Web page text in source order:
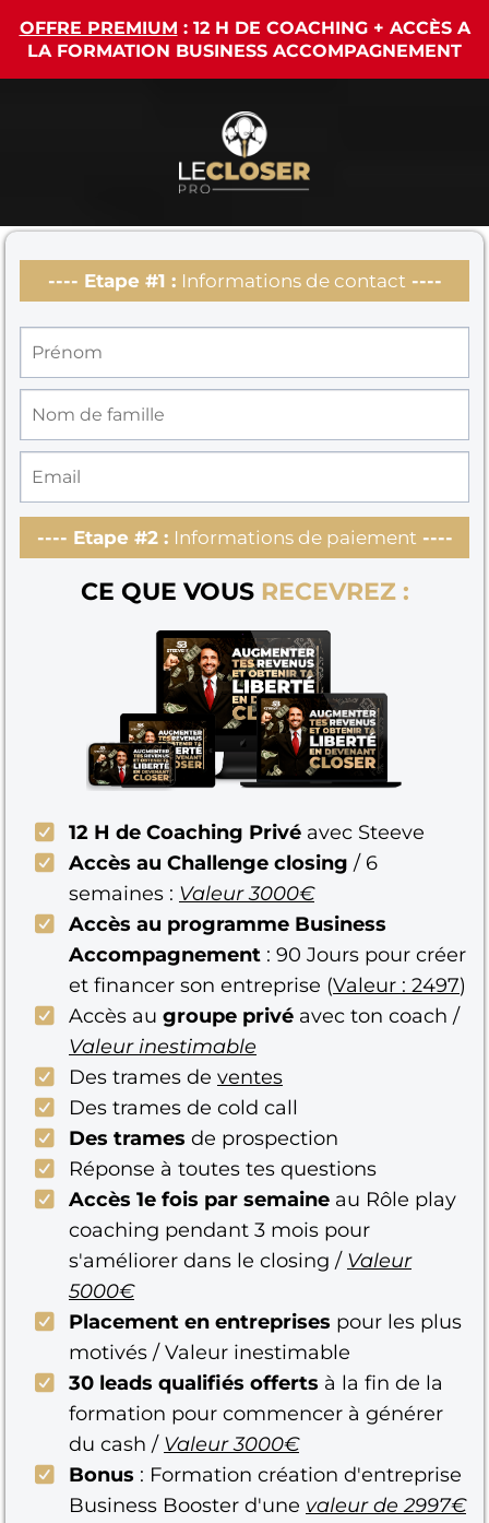
OFFRE PREMIUM : 12 H DE COACHING + ACCÈS A
LA FORMATION BUSINESS ACCOMPAGNEMENT
---- Etape #1 : Informations de contact ----
---- Etape #2 : Informations de paiement ----
CE QUE VOUS RECEVREZ :
12 H de Coaching Privé avec Steeve
Accès au Challenge closing / 6
semaines : Valeur 3000€
Accès au programme Business
Accompagnement : 90 Jours pour créer
et financer son entreprise (Valeur : 2497)
Accès au groupe privé avec ton coach /
Valeur inestimable
Des trames de ventes
Des trames de cold call
Des trames de prospection
Réponse à toutes tes questions
Accès 1e fois par semaine au Rôle play
coaching pendant 3 mois pour
s'améliorer dans le closing / Valeur
5000€
Placement en entreprises pour les plus
motivés / Valeur inestimable
30 leads qualifiés offerts à la fin de la
formation pour commencer à générer
du cash / Valeur 3000€
Bonus : Formation création d'entreprise
Business Booster d'une valeur de 2997€